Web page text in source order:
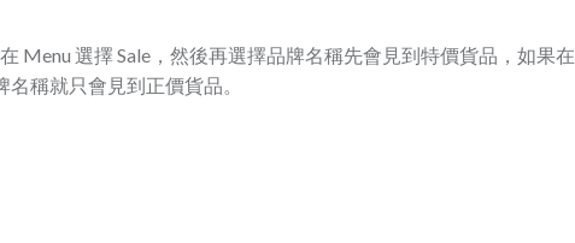
Menu 選擇 Sale，然後再選擇品牌名稱先會見到特價貨品，如果在
稱就只會見到正價貨品。